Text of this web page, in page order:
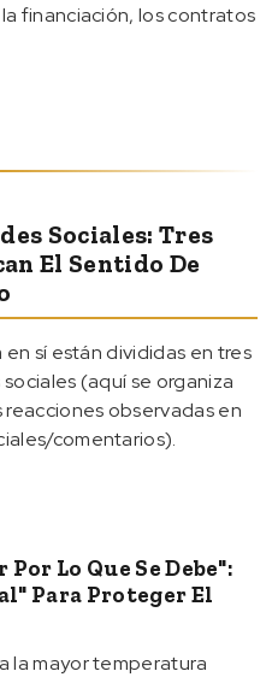
financiación, los contratos
Sociales: Tres
El Sentido De
sí están divididas en tres
(aquí se organiza
observadas en
comentarios).
Lo Que Se Debe":
Para Proteger El
la mayor temperatura